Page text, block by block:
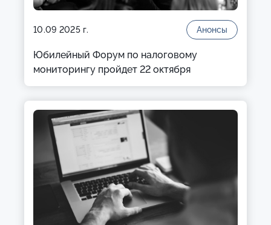
10.09 2025 г. Анонсы
Юбилейный Форум по налоговому
мониторингу пройдет 22 октября